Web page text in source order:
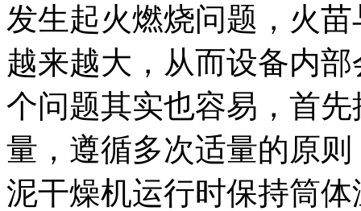
发生起火燃烧问题，火
越来越大，从而设备内
个问题其实也容易，首
量，遵循多次适量的原
泥干燥机运行时保持筒